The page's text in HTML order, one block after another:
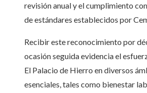
revisión anual y el cumplimiento
de estándares establecidos por
Recibir este reconocimiento por
ocasión seguida evidencia el
El Palacio de Hierro en diversos
esenciales, tales como bienestar